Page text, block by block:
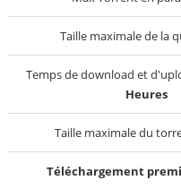
Taille maximale de la
Temps de download et
Heures
Taille maximale du
Téléchargement